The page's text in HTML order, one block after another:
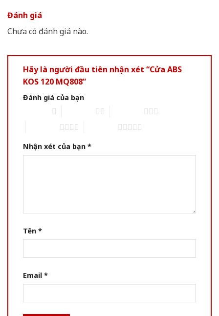
Đánh giá
Chưa có đánh giá nào.
Hãy là người đầu tiên nhận xét “Cửa ABS
KOS 120 MQ808”
Đánh giá của bạn
Nhận xét của bạn *
Tên *
Email *